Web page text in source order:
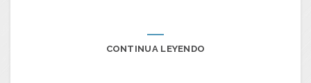
CONTINUA LEYENDO